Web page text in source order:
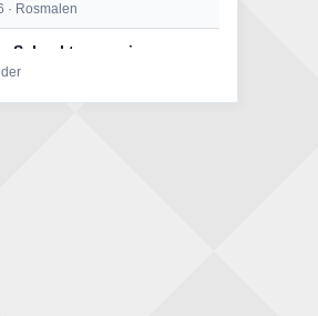
· Rosmalen
Schaaktoernooi
Haarlem